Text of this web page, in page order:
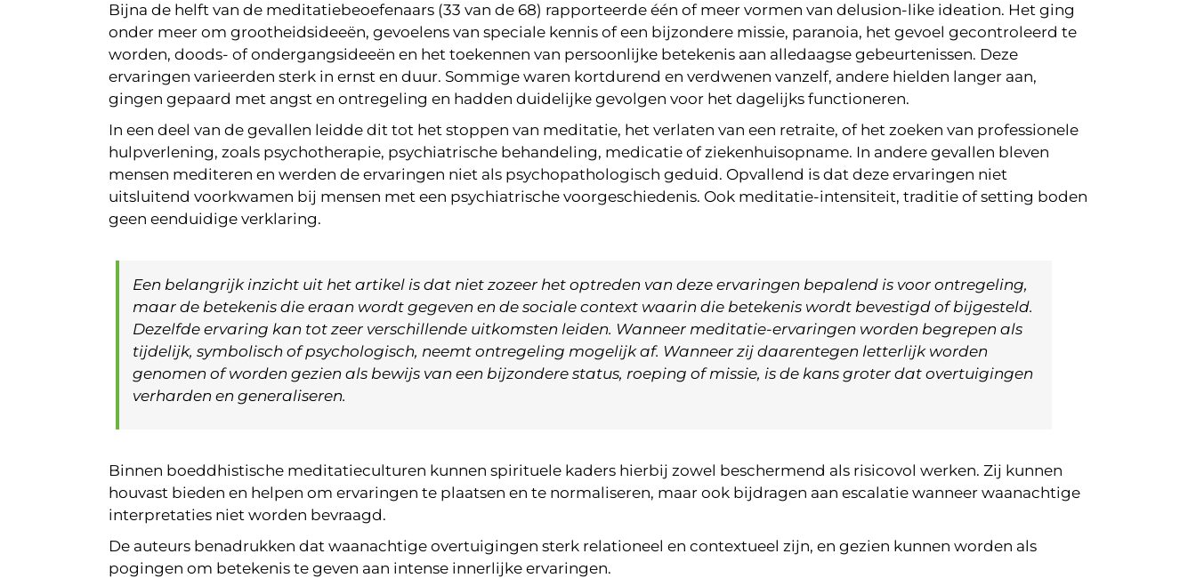
Bijna de helft van de meditatiebeoefenaars (33 van de 68) rapporteerde één of meer vormen van delusion-like ideation. Het ging
onder meer om grootheidsideeën, gevoelens van speciale kennis of een bijzondere missie, paranoia, het gevoel gecontroleerd te
worden, doods- of ondergangsideeën en het toekennen van persoonlijke betekenis aan alledaagse gebeurtenissen. Deze
ervaringen varieerden sterk in ernst en duur. Sommige waren kortdurend en verdwenen vanzelf, andere hielden langer aan,
gingen gepaard met angst en ontregeling en hadden duidelijke gevolgen voor het dagelijks functioneren.
In een deel van de gevallen leidde dit tot het stoppen van meditatie, het verlaten van een retraite, of het zoeken van professionele
hulpverlening, zoals psychotherapie, psychiatrische behandeling, medicatie of ziekenhuisopname. In andere gevallen bleven
mensen mediteren en werden de ervaringen niet als psychopathologisch geduid. Opvallend is dat deze ervaringen niet
uitsluitend voorkwamen bij mensen met een psychiatrische voorgeschiedenis. Ook meditatie-intensiteit, traditie of setting boden
geen eenduidige verklaring.
Een belangrijk inzicht uit het artikel is dat niet zozeer het optreden van deze ervaringen bepalend is voor ontregeling,
maar de betekenis die eraan wordt gegeven en de sociale context waarin die betekenis wordt bevestigd of bijgesteld.
Dezelfde ervaring kan tot zeer verschillende uitkomsten leiden. Wanneer meditatie-ervaringen worden begrepen als
tijdelijk, symbolisch of psychologisch, neemt ontregeling mogelijk af. Wanneer zij daarentegen letterlijk worden
genomen of worden gezien als bewijs van een bijzondere status, roeping of missie, is de kans groter dat overtuigingen
verharden en generaliseren.
Binnen boeddhistische meditatieculturen kunnen spirituele kaders hierbij zowel beschermend als risicovol werken. Zij kunnen
houvast bieden en helpen om ervaringen te plaatsen en te normaliseren, maar ook bijdragen aan escalatie wanneer waanachtige
interpretaties niet worden bevraagd.
De auteurs benadrukken dat waanachtige overtuigingen sterk relationeel en contextueel zijn, en gezien kunnen worden als
pogingen om betekenis te geven aan intense innerlijke ervaringen.